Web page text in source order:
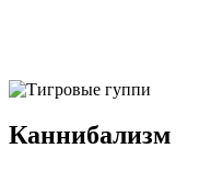
Каннибализм